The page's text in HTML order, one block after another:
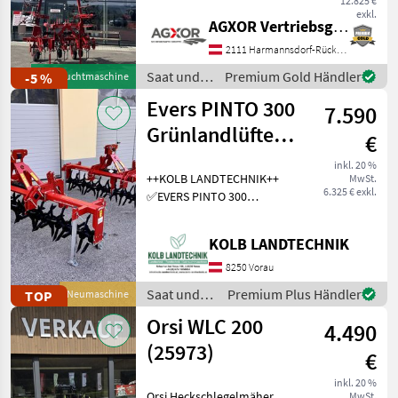
Einzelkornsämaschinen
183
Drillmaschinen
172
Schlegler / Schlägelhäcksler
170
Alle 16
anzeigen
MARKEN
Müthing
Tehnos
APV
Amazone
-5 %Gebrauchtmaschine
exkl.
Hackgerät - 51820086 1x
Dreipunktturm für
Profilrahmen Kat. 2 (EC-
Weed
AGXOR Vertriebsgesellschaft Ost GmbH
2111 Harmannsdorf-Rückersdorf
Saat und
Pflege /
Steketee
Premium Gold Händler
TOP Neumaschine
Evers PINTO 300
Grünlandlüfter -
- Gr
7.590
€
inkl. 20 %
MwSt.
6.325 € exkl.
++KOLB LANDTECHNIK++
✅EVERS PINTO 300
Bodenlüfter ✅Arbeits- und
Transportbreite 3.0m
✅Sternwalze leicht
schrägstellbar, dadurch 2
verschied
KOLB LANDTECHNIK
8250 Vorau
Saat und
Pflege /
Evers
Premium Plus Händler
Orsi WLC 200
(25973)
4.490
€
inkl. 20 %